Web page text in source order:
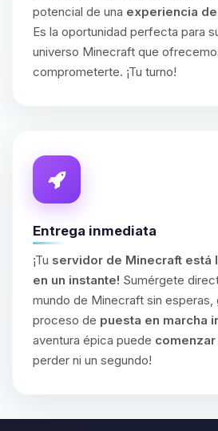
potencial de una experiencia
Es la oportunidad perfecta para
universo Minecraft que
comprometerte. ¡Tu turno!
Entrega inmediata
¡Tu servidor de Minecraft está
en un instante! Sumérgete
mundo de Minecraft sin esperas,
proceso de puesta en marcha
aventura épica puede
perder ni un segundo!